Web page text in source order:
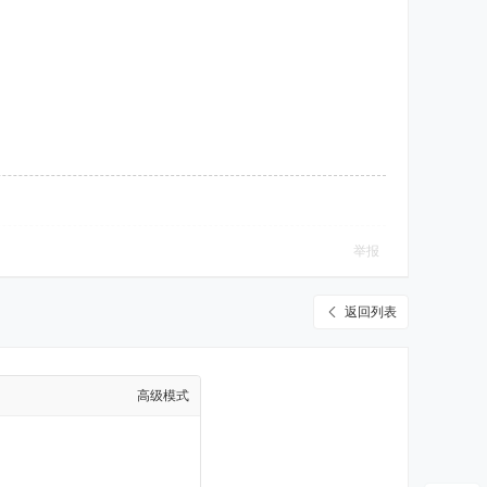
举报
返回列表
高级模式